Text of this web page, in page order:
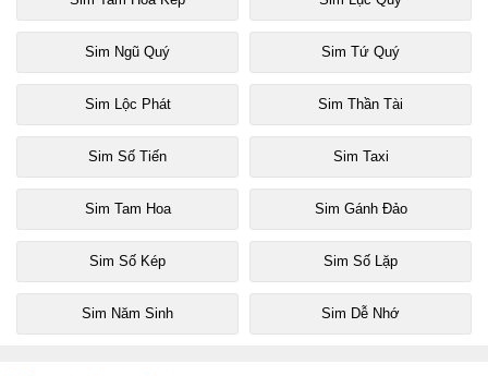
Sim Ngũ Quý Sim Tứ Quý
Sim Lộc Phát Sim Thần Tài
Sim Số Tiến Sim Taxi
Sim Tam Hoa Sim Gánh Đảo
Sim Số Kép Sim Số Lặp
Sim Năm Sinh Sim Dễ Nhớ